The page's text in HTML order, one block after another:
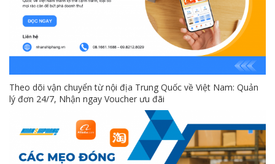
Theo dõi vận chuyển từ nội địa Trung Quốc về Việt Nam: Quản
lý đơn 24/7, Nhận ngay Voucher ưu đãi